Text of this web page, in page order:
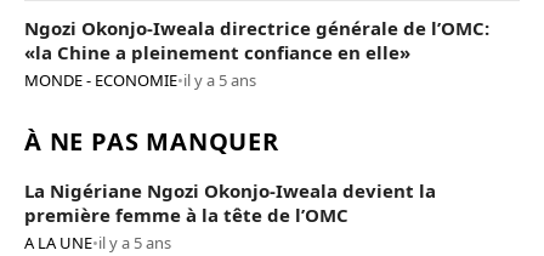
Ngozi Okonjo-Iweala directrice générale de l’OMC:
«la Chine a pleinement confiance en elle»
MONDE - ECONOMIE•il y a 5 ans
À NE PAS MANQUER
La Nigériane Ngozi Okonjo-Iweala devient la
première femme à la tête de l’OMC
A LA UNE•il y a 5 ans